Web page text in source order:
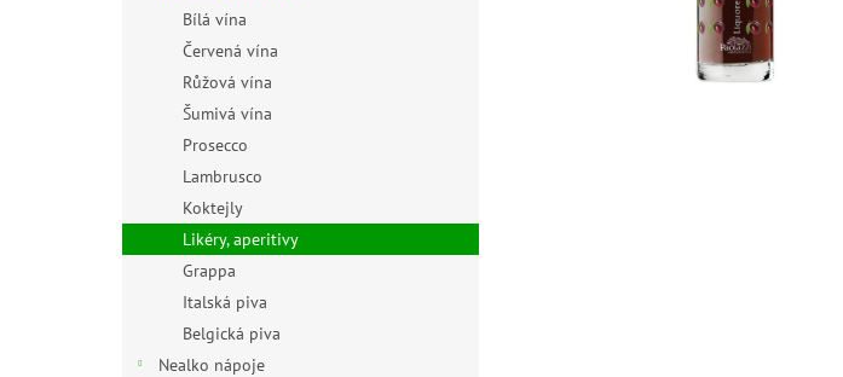
Bílá vína
Červená vína
Růžová vína
Šumivá vína
Prosecco
Lambrusco
Koktejly
Likéry, aperitivy
Grappa
Italská piva
Belgická piva
Nealko nápoje